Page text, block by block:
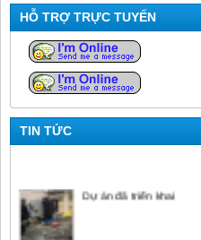
HỖ TRỢ TRỰC TUYẾN
TIN TỨC